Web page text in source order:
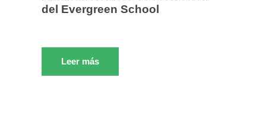
del Evergreen School
Leer más